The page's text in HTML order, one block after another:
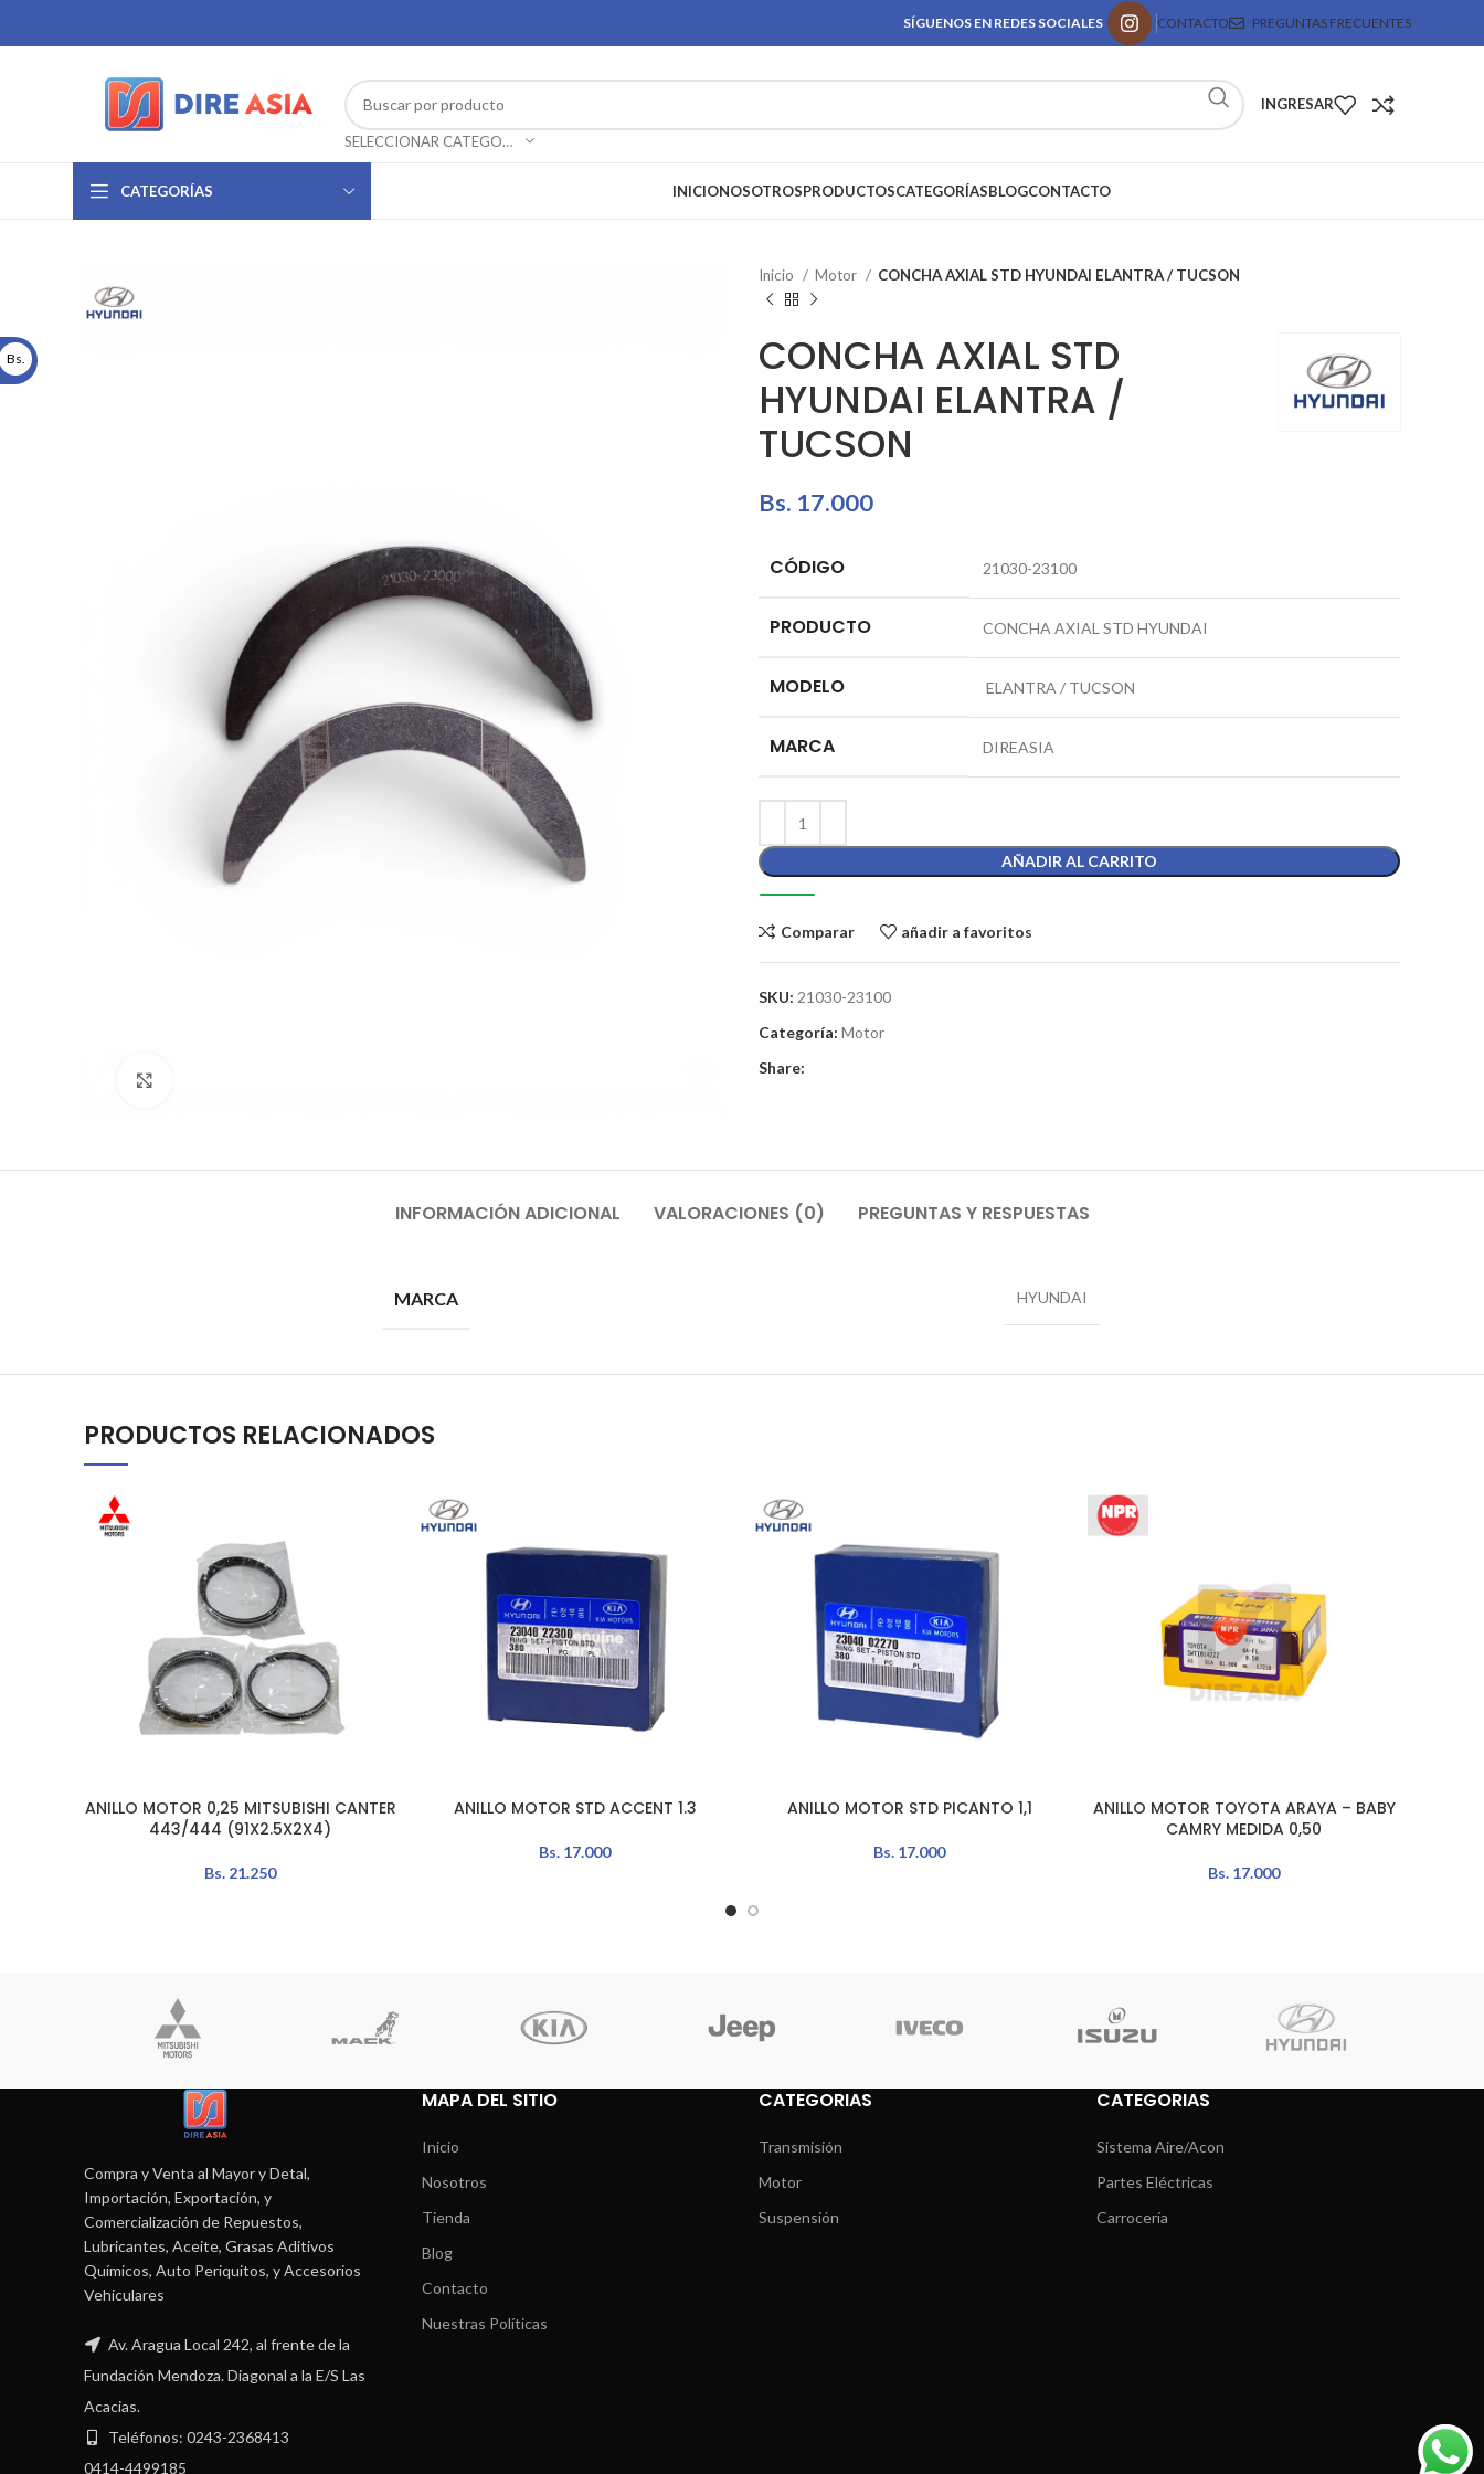
SÍGUENOS EN REDES SOCIALES CONTACTO PREGUNTAS FRECUENTES
SELECCIONAR CATEGORÍA
INGRESAR
CATEGORÍAS INICIONOSOTROSPRODUCTOSCATEGORÍASBLOGCONTACTO
Inicio Motor CONCHA AXIAL STD HYUNDAI ELANTRA / TUCSON
CONCHA AXIAL STD
HYUNDAI ELANTRA /
TUCSON
Bs. 17.000
CÓDIGO 21030-23100
PRODUCTO CONCHA AXIAL STD HYUNDAI
MODELO ELANTRA / TUCSON
MARCA DIREASIA
AÑADIR AL CARRITO
Comparar añadir a favoritos
SKU: 21030-23100
Categoría: Motor
Share:
INFORMACIÓN ADICIONAL VALORACIONES (0) PREGUNTAS Y RESPUESTAS
MARCA HYUNDAI
PRODUCTOS RELACIONADOS
AÑADIR AL CARRITO
ANILLO MOTOR 0,25 MITSUBISHI CANTER
443/444 (91X2.5X2X4)
Bs. 21.250
AÑADIR AL CARRITO
ANILLO MOTOR STD ACCENT 1.3
Bs. 17.000
AÑADIR AL CARRITO
ANILLO MOTOR STD PICANTO 1,1
Bs. 17.000
AÑADIR AL CARRITO
ANILLO MOTOR TOYOTA ARAYA – BABY
CAMRY MEDIDA 0,50
Bs. 17.000
Compra y Venta al Mayor y Detal,
Importación, Exportación, y
Comercialización de Repuestos,
Lubricantes, Aceite, Grasas Aditivos
Químicos, Auto Periquitos, y Accesorios
Vehiculares
Av. Aragua Local 242, al frente de la
Fundación Mendoza. Diagonal a la E/S Las
Acacias.
Teléfonos: 0243-2368413
0414-4499185
MAPA DEL SITIO
Inicio
Nosotros
Tienda
Blog
Contacto
Nuestras Políticas
CATEGORIAS
Transmisión
Motor
Suspensión
CATEGORIAS
Sistema Aire/Acon
Partes Eléctricas
Carrocería
Bs.